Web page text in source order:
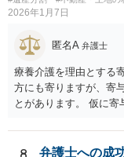
2026年1月7日
匿名A 弁護士
療養介護を理由とする
方にも寄りますが、寄
とがあります。 仮に
価）は不要ということ
なければならないで
弁護士への成